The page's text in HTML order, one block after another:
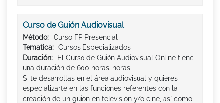
Curso de Guión Audiovisual
Método:
Curso FP Presencial
Tematica:
Cursos Especializados
Duración:
El Curso de Guión Audiovisual Online tiene
una duración de 600 horas. horas
Si te desarrollas en el área audiovisual y quieres
especializarte en las funciones referentes con la
creación de un guión en televisión y/o cine, así como